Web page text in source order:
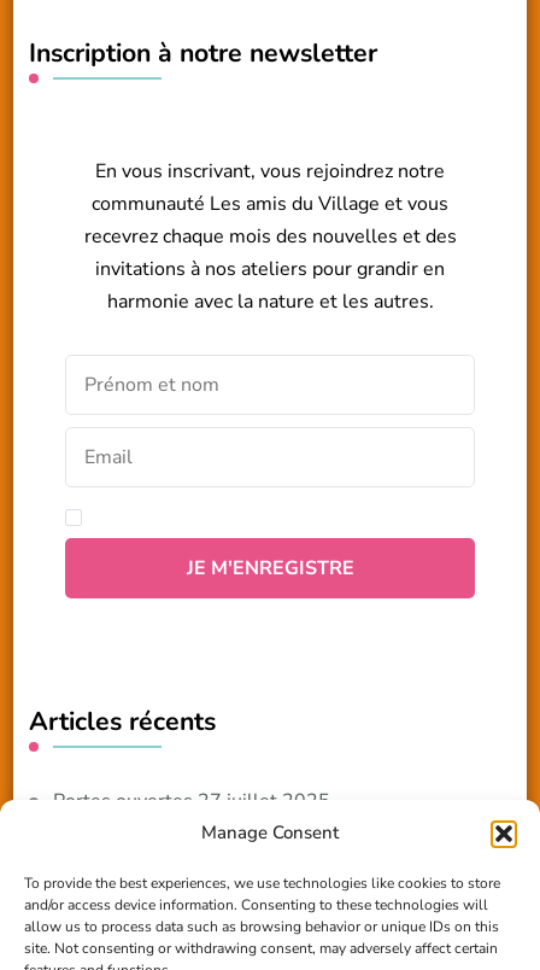
Manage Consent
To provide the best experiences, we use technologies like cookies to store
and/or access device information. Consenting to these technologies will
allow us to process data such as browsing behavior or unique IDs on this
site. Not consenting or withdrawing consent, may adversely affect certain
Inscription à notre newsletter
En vous inscrivant, vous rejoindrez notre
communauté Les amis du Village et vous
recevrez chaque mois des nouvelles et des
invitations à nos ateliers pour grandir en
harmonie avec la nature et les autres.
Articles récents
Portes ouvertes 27 juillet 2025
Reportage TV Com